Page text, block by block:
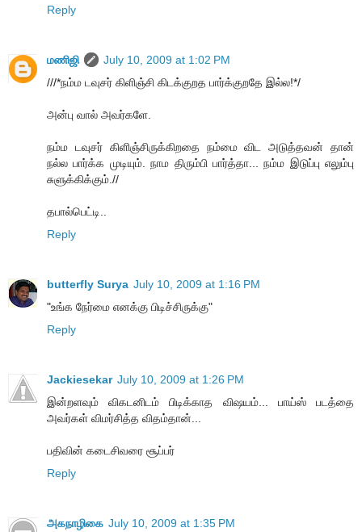
Reply
மணிஜி
July 10, 2009 at 1:02 PM
///*நம்ம டவுசர் கிளிஞ்சி கிடக்குறத பார்க்குறதே இல்ல!*/
அன்பு வால் அவர்களே.
நம்ம டவுசர் கிளிஞ்சிருக்கிறதை நம்மை விட அடுத்தவன் தான்
நல்ல பார்க்க முடியும். நாம திரும்பி பார்த்தா... நம்ம இடுப்பு எலும்பு
சுளுக்கிக்கும்.//
தபால்பெட்டி..
Reply
butterfly Surya July 10, 2009 at 1:16 PM
"உங்க நேர்மை எனக்கு பிடிச்சிருக்கு"
Reply
Jackiesekar July 10, 2009 at 1:26 PM
இன்றளவும் விகடனிடம் பிடிக்காத விஷயம்... பாய்ஸ் படத்தை
அவர்கள் விமர்சித்த விதம்தான்...
பதிவின் கடைசிவரை சூப்பர்
Reply
அகநாழிகை July 10, 2009 at 1:35 PM